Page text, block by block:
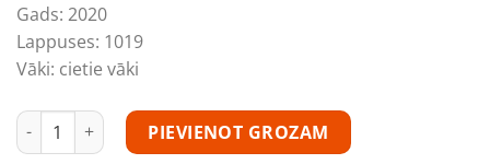
Gads: 2020
Lappuses: 1019
Vāki: cietie vāki
Māris Čaklais Raksti 2 daudzums
PIEVIENOT GROZAM